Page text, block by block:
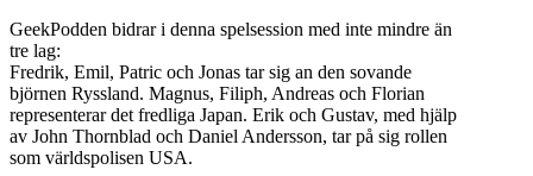
GeekPodden bidrar i denna spelsession med inte mindre än
tre lag:
Fredrik, Emil, Patric och Jonas tar sig an den sovande
björnen Ryssland. Magnus, Filiph, Andreas och Florian
representerar det fredliga Japan. Erik och Gustav, med hjälp
av John Thornblad och Daniel Andersson, tar på sig rollen
som världspolisen USA.